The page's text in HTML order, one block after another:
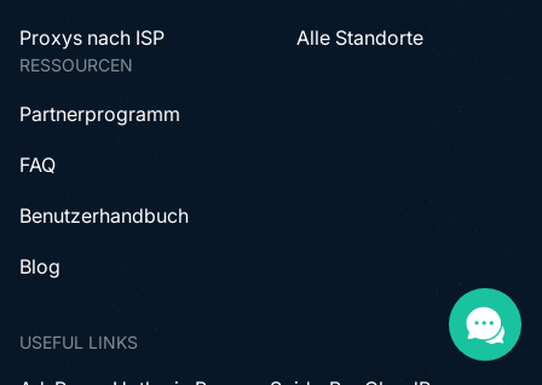
Proxys nach ISP Alle Standorte
RESSOURCEN
Partnerprogramm
FAQ
Benutzerhandbuch
Blog
USEFUL LINKS